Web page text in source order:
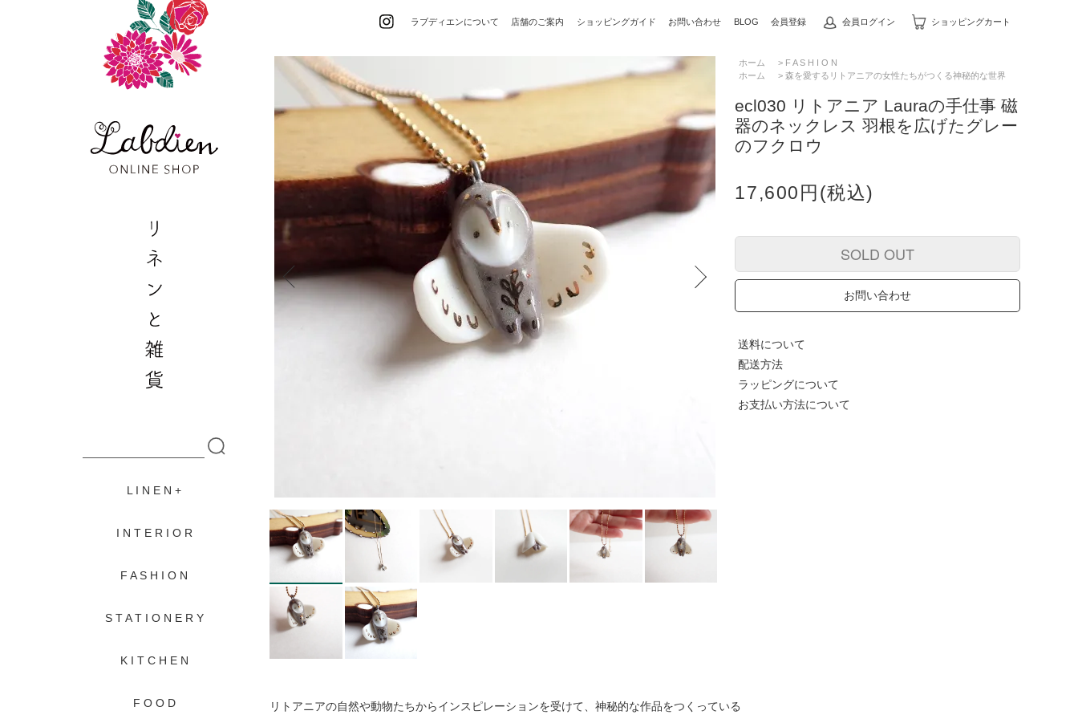
L I N E N
I N T E R I O R
F A S H I O N
S T A T I O N E R Y
K I T C H E N
F O O D
ラブディエンについて 店舗のご案内 ショッピングガイド お問い合わせ BLOG 会員登録 会員ログイン ショッピングカート
ホーム > F A S H I O N
ホーム
>森を愛するリトアニアの女性たちがつくる神秘的な世界
ecl030 リトアニア Lauraの手仕事 磁
器のネックレス 羽根を広げたグレー
のフクロウ
17,600円(税込)
SOLD OUT
お問い合わせ
送料について
配送方法
ラッピングについて
お支払い方法について
リトアニアの自然や動物たちからインスピレーションを受けて、神秘的な作品をつくっている